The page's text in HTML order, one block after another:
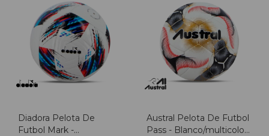
Diadora Pelota De
Futbol Mark -
Austral Pelota De Futbol
Pass - Blanco/multicolor